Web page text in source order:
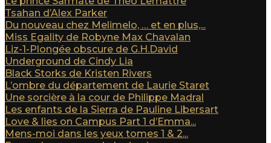
Tsahan d’Alex Parker
Du nouveau chez Melimelo, … et en plus,...
Miss Egality de Robyne Max Chavalan
Liz-1-Plongée obscure de G.H.David
Underground de Cindy Lia
Black Storks de Kristen Rivers
L’ombre du département de Laurie Staret
Une sorcière à la cour de Philippe Madral
Les enfants de la Sierra de Pauline Libersart
Love & lies on Campus Part 1 d’Emma...
Mens-moi dans les yeux tomes 1 & 2...